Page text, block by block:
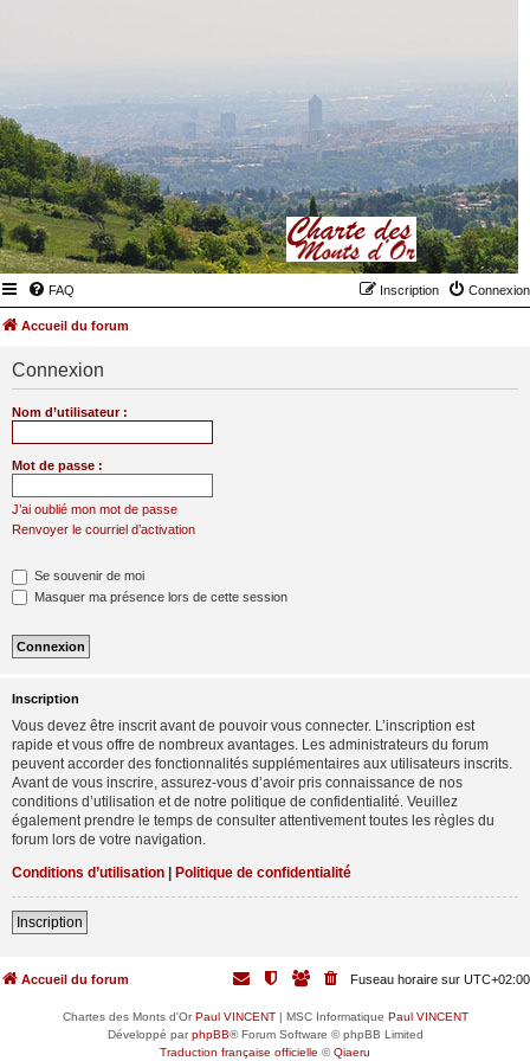
FAQ Connexion
Inscription
Accueil du forum
Connexion
Nom d’utilisateur :
Mot de passe :
J’ai oublié mon mot de passe
Renvoyer le courriel d’activation
Se souvenir de moi
Masquer ma présence lors de cette session
Inscription
Vous devez être inscrit avant de pouvoir vous connecter. L’inscription est
rapide et vous offre de nombreux avantages. Les administrateurs du forum
peuvent accorder des fonctionnalités supplémentaires aux utilisateurs inscrits.
Avant de vous inscrire, assurez-vous d’avoir pris connaissance de nos
conditions d’utilisation et de notre politique de confidentialité. Veuillez
également prendre le temps de consulter attentivement toutes les règles du
forum lors de votre navigation.
Conditions d’utilisation | Politique de confidentialité
Inscription
Accueil du forum Fuseau horaire sur UTC+02:00
Chartes des Monts d'OrPaul VINCENT| MSC Informatique Paul VINCENT
Développé parphpBB® Forum Software © phpBB Limited
Traduction française officielle ©Qiaeru